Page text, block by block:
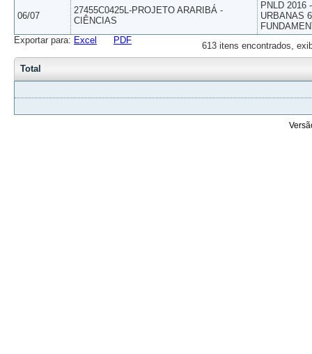
06/07
27455C0425L-PROJETO ARARIBÁ -
CIÊNCIAS
PNLD 2016
URBANAS
613 itens encontrados,
Exportar para: Excel PDF
Total